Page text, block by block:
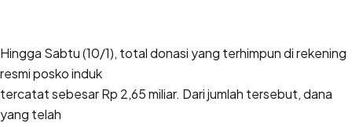
Hingga Sabtu (10/1), total donasi yang terhimpun di rekening
resmi posko induk
tercatat sebesar Rp 2,65 miliar. Dari jumlah tersebut, dana
yang telah